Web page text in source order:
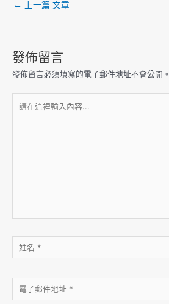
← 上一篇 文章
發佈留言
發佈留言必須填寫的電子郵件地址不會公開。